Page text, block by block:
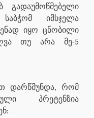
გადაუმოწმებელი
იმსჯელა
იყო ცნობილი
თუ არა მე-5
დარწმუნდა, რომ
პრეტენზია